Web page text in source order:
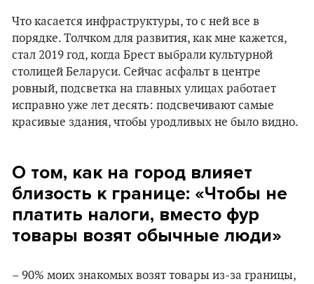
Что касается инфраструктуры, то с ней все в
порядке. Толчком для развития, как мне кажется,
стал 2019 год, когда Брест выбрали культурной
столицей Беларуси. Сейчас асфальт в центре
ровный, подсветка на главных улицах работает
исправно уже лет десять: подсвечивают самые
красивые здания, чтобы уродливых не было видно.
О том, как на город влияет
близость к границе: «Чтобы не
платить налоги, вместо фур
товары возят обычные люди»
– 90% моих знакомых возят товары из-за границы,